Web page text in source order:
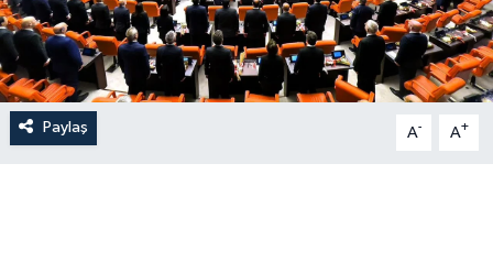
Paylaş A- A+